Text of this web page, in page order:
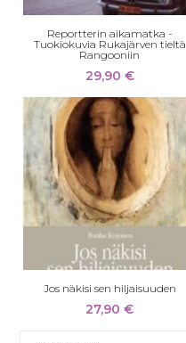
Reportterin aikamatka -
Tuokiokuvia Rukajärven tieltä
Rangooniin
29,90 €
Jos näkisi sen hiljaisuuden
27,90€